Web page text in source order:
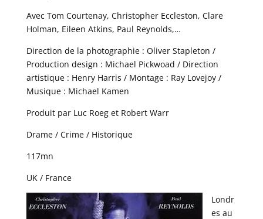
Avec Tom Courtenay, Christopher Eccleston, Clare
Holman, Eileen Atkins, Paul Reynolds,…
Direction de la photographie : Oliver Stapleton /
Production design : Michael Pickwoad / Direction
artistique : Henry Harris / Montage : Ray Lovejoy /
Musique : Michael Kamen
Produit par Luc Roeg et Robert Warr
Drame / Crime / Historique
117mn
UK / France
Londr
es au